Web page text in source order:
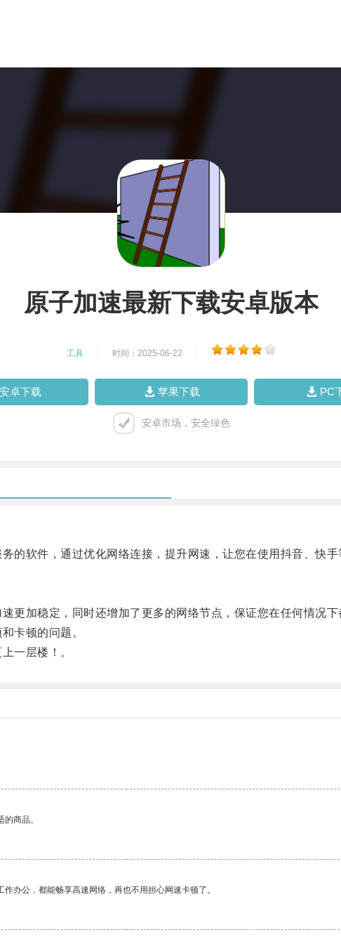
原子加速最新下载安卓版本
工具 时间：2025-06-22
安卓下载 苹果下载 PC
安卓市场，安全绿色
软件，通过优化网络连接，提升网速，让您在使用抖音、快手
加稳定，同时还增加了更多的网络节点，保证您在任何情况下
卡顿的问题。
一层楼！。
商品。
办公，都能畅享高速网络，再也不用担心网速卡顿了。